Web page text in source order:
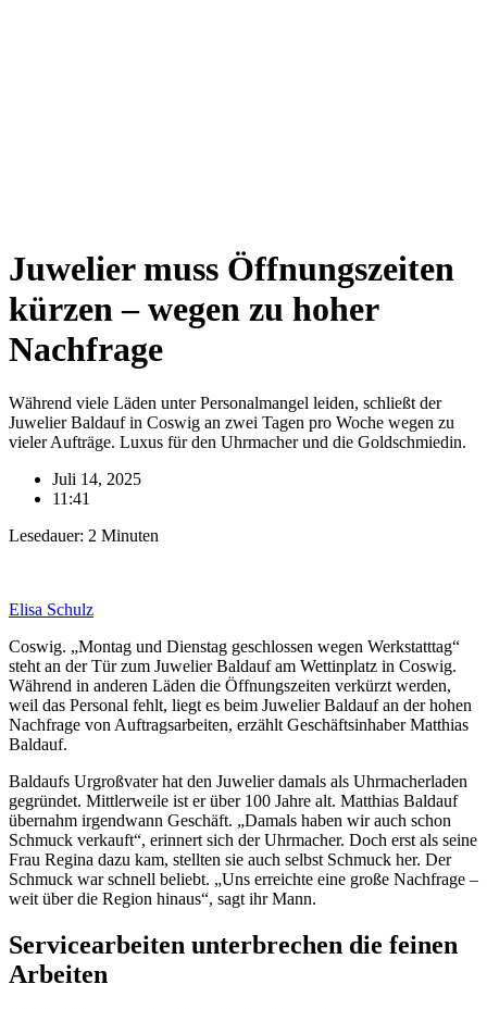
Juwelier muss Öffnungszeiten
kürzen – wegen zu hoher
Nachfrage
Während viele Läden unter Personalmangel leiden, schließt der
Juwelier Baldauf in Coswig an zwei Tagen pro Woche wegen zu
vieler Aufträge. Luxus für den Uhrmacher und die Goldschmiedin.
Juli 14, 2025
11:41
Lesedauer: 2 Minuten
Elisa Schulz
Coswig. „Montag und Dienstag geschlossen wegen Werkstatttag“
steht an der Tür zum Juwelier Baldauf am Wettinplatz in Coswig.
Während in anderen Läden die Öffnungszeiten verkürzt werden,
weil das Personal fehlt, liegt es beim Juwelier Baldauf an der hohen
Nachfrage von Auftragsarbeiten, erzählt Geschäftsinhaber Matthias
Baldauf.
Baldaufs Urgroßvater hat den Juwelier damals als Uhrmacherladen
gegründet. Mittlerweile ist er über 100 Jahre alt. Matthias Baldauf
übernahm irgendwann Geschäft. „Damals haben wir auch schon
Schmuck verkauft“, erinnert sich der Uhrmacher. Doch erst als seine
Frau Regina dazu kam, stellten sie auch selbst Schmuck her. Der
Schmuck war schnell beliebt. „Uns erreichte eine große Nachfrage –
weit über die Region hinaus“, sagt ihr Mann.
Servicearbeiten unterbrechen die feinen
Arbeiten